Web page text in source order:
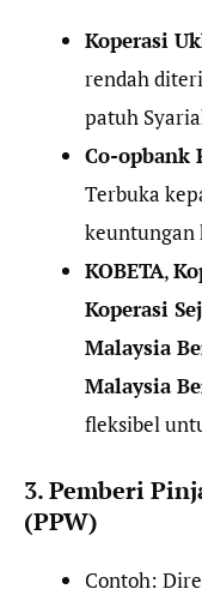
Koperasi
rendah
patuh
Co-opbank
Terbuka
KOBETA,
Koperasi
Malaysia
Malaysia
fleksibel
3. Pemberi
(PPW)
Contoh: